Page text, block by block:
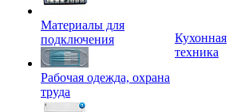
Материалы для
подключения
Рабочая одежда, охрана
труда
Кухонная
техника